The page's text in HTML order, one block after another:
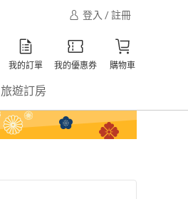
登入 / 註冊
我的訂單 我的優惠券 購物車
旅遊訂房